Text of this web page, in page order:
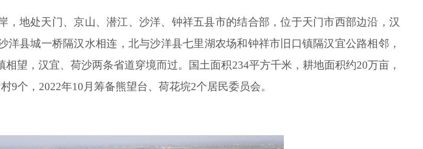
，地处天门、京山、潜江、沙洋、钟祥五县市的结合部，位于天门市西部边沿，汉
县城一桥隔汉水相连，北与沙洋县七里湖农场和钟祥市旧口镇隔汉宜公路相邻，
望，汉宜、荷沙两条省道穿境而过。国土面积234平方千米，耕地面积约20万亩，
9个， 2022年10月筹备熊望台、荷花垸2个居民委员会。